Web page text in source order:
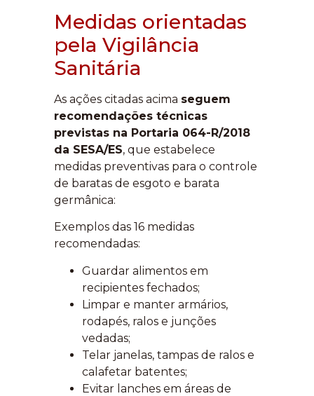
Medidas orientadas
pela Vigilância
Sanitária
As ações citadas acima seguem
recomendações técnicas
previstas na Portaria 064-R/2018
da SESA/ES, que estabelece
medidas preventivas para o controle
de baratas de esgoto e barata
germânica:
Exemplos das 16 medidas
recomendadas:
Guardar alimentos em
recipientes fechados;
Limpar e manter armários,
rodapés, ralos e junções
vedadas;
Telar janelas, tampas de ralos e
calafetar batentes;
Evitar lanches em áreas de